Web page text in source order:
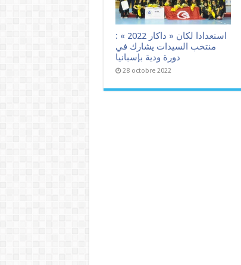
استعدادا لكان « داكار 2022 » :
منتخب السيدات يشارك في
دورة ودية بإسبانيا
28 octobre 2022